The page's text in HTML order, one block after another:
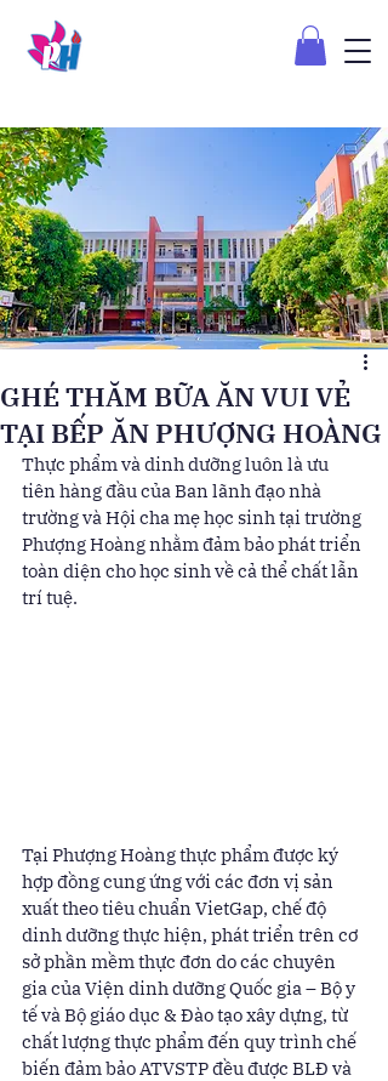
GHÉ THĂM BỮA ĂN VUI VẺ
TẠI BẾP ĂN PHƯỢNG HOÀNG
Thực phẩm và dinh dưỡng luôn là ưu
tiên hàng đầu của Ban lãnh đạo nhà
trường và Hội cha mẹ học sinh tại trường
Phượng Hoàng nhằm đảm bảo phát triển
toàn diện cho học sinh về cả thể chất lẫn
trí tuệ.
Tại Phượng Hoàng thực phẩm được ký
hợp đồng cung ứng với các đơn vị sản
xuất theo tiêu chuẩn VietGap, chế độ
dinh dưỡng thực hiện, phát triển trên cơ
sở phần mềm thực đơn do các chuyên
gia của Viện dinh dưỡng Quốc gia – Bộ y
tế và Bộ giáo dục & Đào tạo xây dựng, từ
chất lượng thực phẩm đến quy trình chế
biến đảm bảo ATVSTP đều được BLĐ và